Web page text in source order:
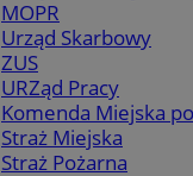
MOPR
Urząd Skarbowy
ZUS
URZąd Pracy
Komenda Miejska
Straż Miejska
Straż Pożarna